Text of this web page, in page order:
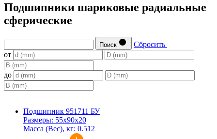
Подшипники шариковые радиальные
сферические
Поиск
Сбросить
от
до
Подшипник 951711 БУ
Размеры: 55x90x20
Масса (Вес), кг: 0.512